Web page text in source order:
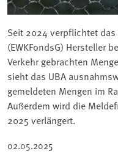
Seit 2024 verpflichtet
(EWKFondsG) Hersteller
Verkehr gebrachten
sieht das UBA
gemeldeten Mengen im
Außerdem wird die
2025 verlängert.
02.05.2025